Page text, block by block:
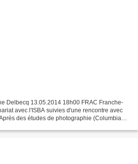
Delbecq 13.05.2014 18h00 FRAC Franche-
avec l'ISBA suivies d'une rencontre avec
des études de photographie (Columbia